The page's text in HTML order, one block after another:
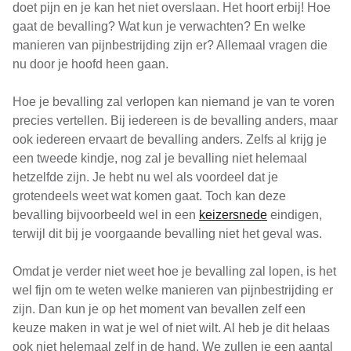
doet pijn en je kan het niet overslaan. Het hoort erbij! Hoe
gaat de bevalling? Wat kun je verwachten? En welke
manieren van pijnbestrijding zijn er? Allemaal vragen die
nu door je hoofd heen gaan.
Hoe je bevalling zal verlopen kan niemand je van te voren
precies vertellen. Bij iedereen is de bevalling anders, maar
ook iedereen ervaart de bevalling anders. Zelfs al krijg je
een tweede kindje, nog zal je bevalling niet helemaal
hetzelfde zijn. Je hebt nu wel als voordeel dat je
grotendeels weet wat komen gaat. Toch kan deze
bevalling bijvoorbeeld wel in een keizersnede eindigen,
terwijl dit bij je voorgaande bevalling niet het geval was.
Omdat je verder niet weet hoe je bevalling zal lopen, is het
wel fijn om te weten welke manieren van pijnbestrijding er
zijn. Dan kun je op het moment van bevallen zelf een
keuze maken in wat je wel of niet wilt. Al heb je dit helaas
ook niet helemaal zelf in de hand. We zullen je een aantal